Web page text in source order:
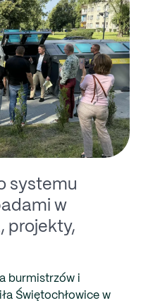
systemu
w
projekty,
burmistrzów i
Świętochłowice w